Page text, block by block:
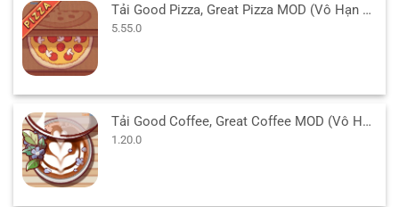
Tải Good Pizza, Great Pizza MOD (Vô Hạn Tiền) v5.55.0 APK
5.55.0
Tải Good Coffee, Great Coffee MOD (Vô Hạn Tiền) v1.20.0 APK
1.20.0